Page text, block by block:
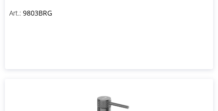
Art.: 9803BRG